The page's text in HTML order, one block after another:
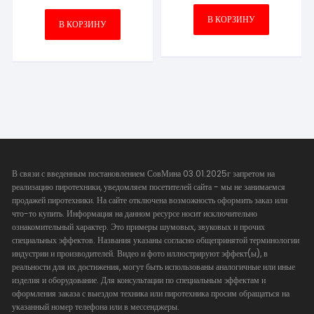
В КОРЗИНУ В КОРЗИНУ
В связи с введенным постановлением СовМина 03.01.2025г запретом на
реализацию пиротехники, уведомляем посетителей сайта - мы не занимаемся
продажей пиротехники. На сайте отключена возможность оформить заказ или
что-то купить. Информация на данном ресурсе носит исключительно
ознакомительный характер. Это примеры шумовых, звуковых и прочих
специальных эффектов. Названия указаны согласно общепринятой терминологии
индустрии и производителей. Видео и фото иллюстрируют эффект(ы), в
реальности для их достижения, могут быть использованы аналогичные или иные
изделия и оборудование. Для консультации по специальным эффектам и
оформления заказа с выездом техника или пиротехника просим обращаться на
указанный номер телефона или в мессенджеры.